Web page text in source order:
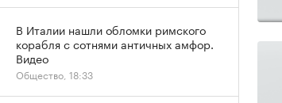
В Италии нашли обломки римского
корабля с сотнями античных амфор.
Видео
Общество, 18:33